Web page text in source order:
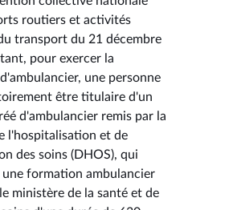
routiers et activités
transport du 21 décembre
pour exercer la
une personne
être titulaire d'un
d'ambulancier remis par la
l'hospitalisation et de
des soins (DHOS), qui
formation ambulancier
ministère de la santé et de